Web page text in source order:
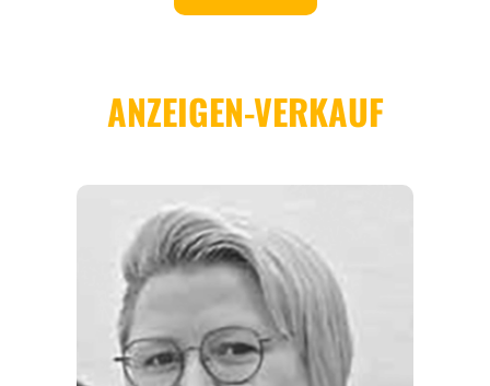
ORTE
EVENTS